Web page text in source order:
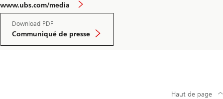
www.ubs.com/media
Download PDF
Communiqué de presse
Haut de page